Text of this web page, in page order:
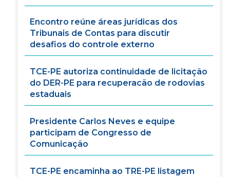
Encontro reúne áreas jurídicas dos
Tribunais de Contas para discutir
desafios do controle externo
TCE-PE autoriza continuidade de licitação
do DER-PE para recuperacão de rodovias
estaduais
Presidente Carlos Neves e equipe
participam de Congresso de
Comunicação
TCE-PE encaminha ao TRE-PE listagem